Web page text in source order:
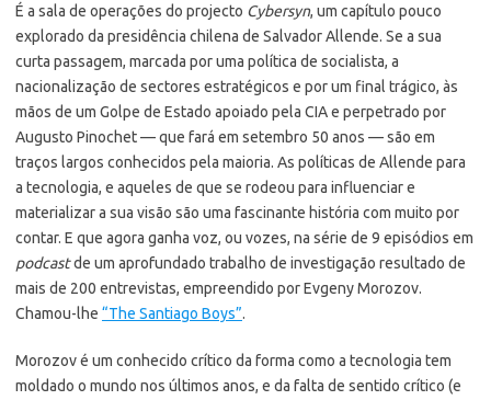
É a sala de operações do projecto Cybersyn, um capítulo pouco
explorado da presidência chilena de Salvador Allende. Se a sua
curta passagem, marcada por uma política de socialista, a
nacionalização de sectores estratégicos e por um final trágico, às
mãos de um Golpe de Estado apoiado pela CIA e perpetrado por
Augusto Pinochet — que fará em setembro 50 anos — são em
traços largos conhecidos pela maioria. As políticas de Allende para
a tecnologia, e aqueles de que se rodeou para influenciar e
materializar a sua visão são uma fascinante história com muito por
contar. E que agora ganha voz, ou vozes, na série de 9 episódios em
podcastde um aprofundado trabalho de investigação resultado de
mais de 200 entrevistas, empreendido por Evgeny Morozov.
Chamou-lhe “The Santiago Boys”.
Morozov é um conhecido crítico da forma como a tecnologia tem
moldado o mundo nos últimos anos, e da falta de sentido crítico (e